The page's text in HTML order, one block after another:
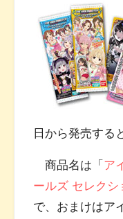
日から発売する
商品名は「ア
ールズ セレクシ
で、おまけはア